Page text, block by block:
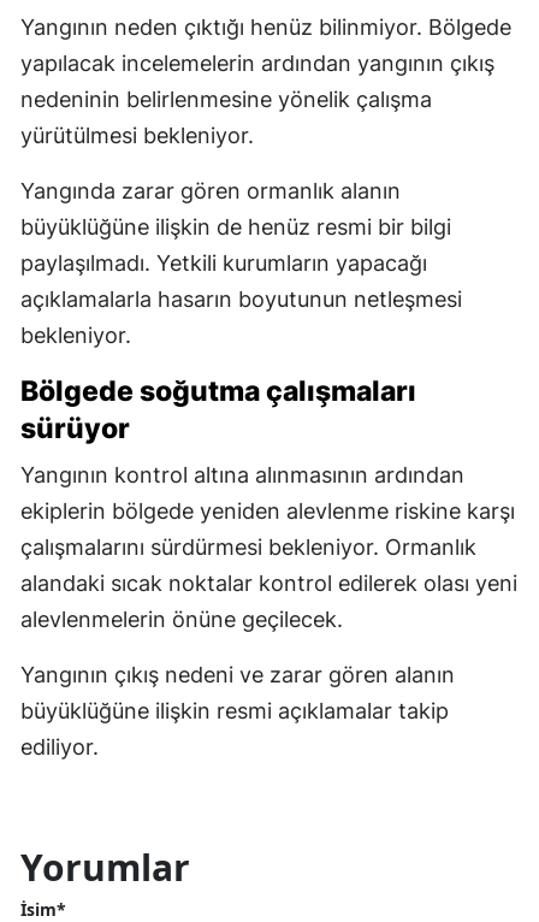
Yangının neden çıktığı henüz bilinmiyor. Bölgede
yapılacak incelemelerin ardından yangının çıkış
nedeninin belirlenmesine yönelik çalışma
yürütülmesi bekleniyor.
Yangında zarar gören ormanlık alanın
büyüklüğüne ilişkin de henüz resmi bir bilgi
paylaşılmadı. Yetkili kurumların yapacağı
açıklamalarla hasarın boyutunun netleşmesi
bekleniyor.
Bölgede soğutma çalışmaları
sürüyor
Yangının kontrol altına alınmasının ardından
ekiplerin bölgede yeniden alevlenme riskine karşı
çalışmalarını sürdürmesi bekleniyor. Ormanlık
alandaki sıcak noktalar kontrol edilerek olası yeni
alevlenmelerin önüne geçilecek.
Yangının çıkış nedeni ve zarar gören alanın
büyüklüğüne ilişkin resmi açıklamalar takip
ediliyor.
Yorumlar
İsim*